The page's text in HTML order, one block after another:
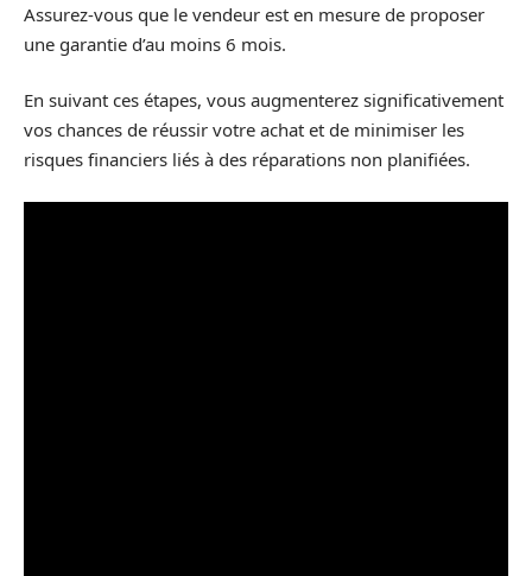
Assurez-vous que le vendeur est en mesure de proposer
une garantie d’au moins 6 mois.
En suivant ces étapes, vous augmenterez significativement
vos chances de réussir votre achat et de minimiser les
risques financiers liés à des réparations non planifiées.